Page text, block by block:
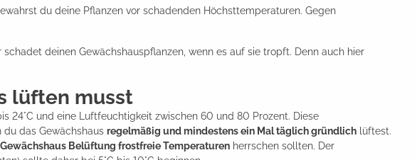
du deine Pflanzen vor schadenden Höchsttemperaturen. Gegen
deinen Gewächshauspflanzen, wenn es auf sie tropft. Denn auch hier
lüften musst
24°C und eine Luftfeuchtigkeit zwischen 60 und 80 Prozent. Diese
du das Gewächshaus regelmäßig und mindestens ein Mal täglich gründlich lüftest.
Belüftung frostfreie Temperaturen herrschen sollten. Der